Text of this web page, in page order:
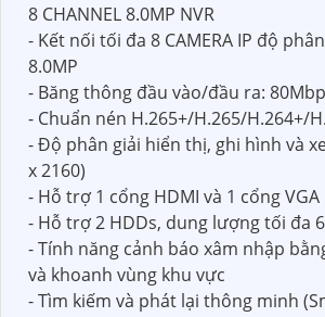
8 CHANNEL 8.0MP NVR
- Kết nối tối đa 8 CAMERA IP độ
8.0MP
- Băng thông đầu vào/đầu ra:
- Chuẩn nén H.265+/H.265/H.264+/
- Độ phân giải hiển thị, ghi hình và
x 2160)
- Hỗ trợ 1 cổng HDMI và 1 cổng
- Hỗ trợ 2 HDDs, dung lượng tối đa
- Tính năng cảnh báo xâm nhập
và khoanh vùng khu vực
- Tìm kiếm và phát lại thông minh